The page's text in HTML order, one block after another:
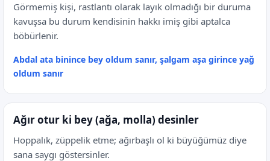
Görmemiş kişi, rastlantı olarak layık olmadığı bir duruma
kavuşsa bu durum kendisinin hakkı imiş gibi aptalca
böbürlenir.
Abdal ata binince bey oldum sanır, şalgam aşa girince yağ
oldum sanır
Ağır otur ki bey (ağa, molla) desinler
Hoppalık, züppelik etme; ağırbaşlı ol ki büyüğümüz diye
sana saygı göstersinler.